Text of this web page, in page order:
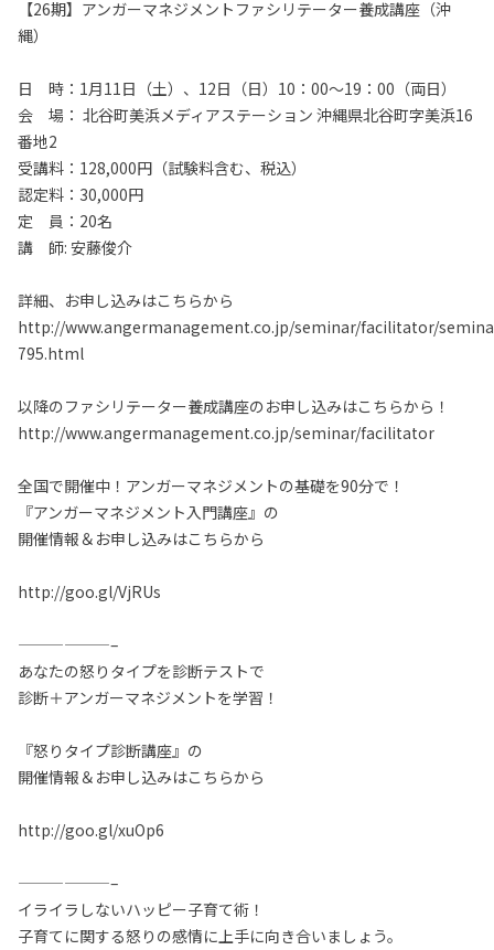
【26期】アンガーマネジメントファシリテーター養成講座（沖
縄）
日 時：1月11日（土）、12日（日）10：00～19：00（両日）
会 場： 北谷町美浜メディアステーション 沖縄県北谷町字美浜16
番地2
受講料：128,000円（試験料含む、税込）
認定料：30,000円
定 員：20名
講 師: 安藤俊介
詳細、お申し込みはこちらから
http://www.angermanagement.co.jp/seminar/facilitator/
795.html
以降のファシリテーター養成講座のお申し込みはこちらから！
http://www.angermanagement.co.jp/seminar/facilitator
全国で開催中！アンガーマネジメントの基礎を90分で！
『アンガーマネジメント入門講座』の
開催情報＆お申し込みはこちらから
http://goo.gl/VjRUs
——————–
あなたの怒りタイプを診断テストで
診断＋アンガーマネジメントを学習！
『怒りタイプ診断講座』の
開催情報＆お申し込みはこちらから
http://goo.gl/xuOp6
——————–
イライラしないハッピー子育て術！
子育てに関する怒りの感情に上手に向き合いましょう。